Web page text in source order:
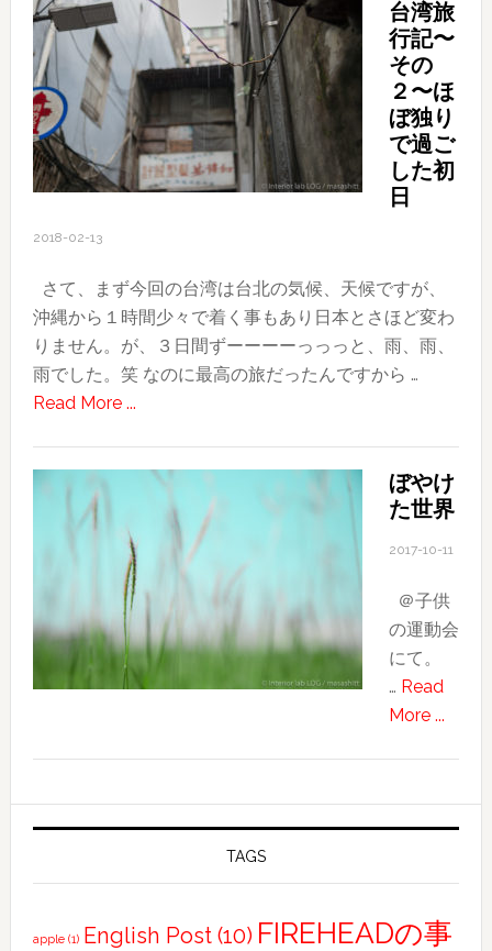
的
台湾旅
行記〜
その
２〜ほ
ぼ独り
で過ご
した初
日
2018-02-13
さて、まず今回の台湾は台北の気候、天候ですが、
沖縄から１時間少々で着く事もあり日本とさほど変わ
りません。が、３日間ずーーーーっっっと、雨、雨、
雨でした。笑 なのに最高の旅だったんですから …
Read More ...about
行
記〜
そ
の
２〜
ほ
で
過
し
初
ぼやけ
た世界
2017-10-11
＠子供
の運動会
にて。
… Read
More ...about
け
た
界
TAGS
apple(1) English Post(10) FIREHEADの事